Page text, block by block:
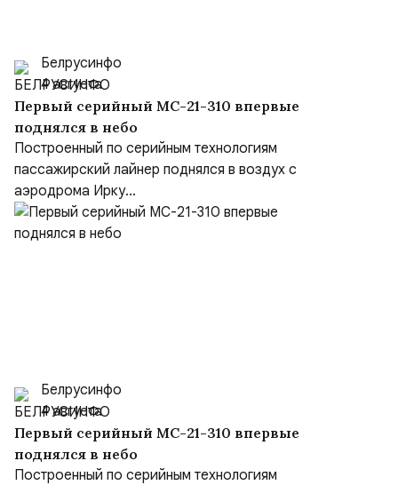
Белрусинфо
4 августа
Первый серийный МС-21-310 впервые
поднялся в небо
Построенный по серийным технологиям
пассажирский лайнер поднялся в воздух с
аэродрома Ирку...
Белрусинфо
4 августа
Первый серийный МС-21-310 впервые
поднялся в небо
Построенный по серийным технологиям